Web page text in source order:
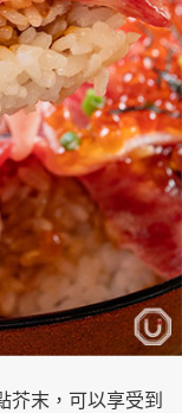
芥末，可以享受到